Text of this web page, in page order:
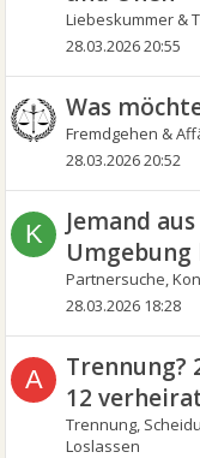
Liebeskummer &
28.03.2026 20:55
Was
Fremdgehen &
28.03.2026 20:52
K
Jemand
Umgebung
Partnersuche,
28.03.2026 18:28
A
Trennung?
12
Trennung,
Loslassen